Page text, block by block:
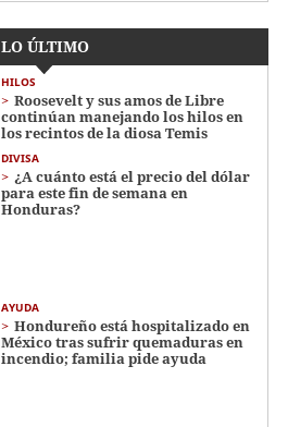
LO ÚLTIMO
HILOS
Roosevelt y sus amos de Libre
continúan manejando los hilos en
los recintos de la diosa Temis
DIVISA
¿A cuánto está el precio del dólar
para este fin de semana en
Honduras?
AYUDA
Hondureño está hospitalizado en
México tras sufrir quemaduras en
incendio; familia pide ayuda